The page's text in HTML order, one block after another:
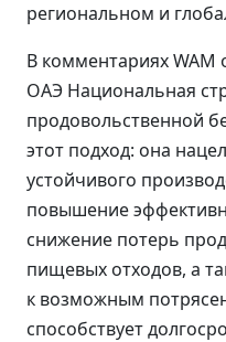
региональном и
В комментариях WAM
ОАЭ Национальная
продовольственной
этот подход: она
устойчивого
повышение
снижение потерь
пищевых отходов, а
к возможным
способствует